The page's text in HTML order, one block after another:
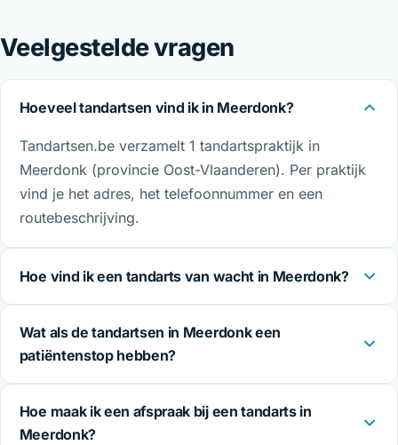
Veelgestelde vragen
Hoeveel tandartsen vind ik in Meerdonk?
Tandartsen.be verzamelt 1 tandartspraktijk in
Meerdonk (provincie Oost-Vlaanderen). Per praktijk
vind je het adres, het telefoonnummer en een
routebeschrijving.
Hoe vind ik een tandarts van wacht in Meerdonk?
Wat als de tandartsen in Meerdonk een
patiëntenstop hebben?
Hoe maak ik een afspraak bij een tandarts in
Meerdonk?